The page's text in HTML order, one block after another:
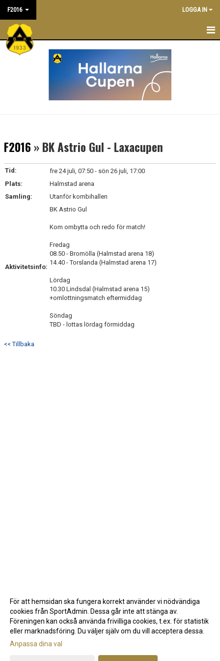
F2016 LOGGA IN
F 2016
DOKUMENT
F2016 » BK Astrio Gul - Laxacupen
Tid:
fre 24 juli, 07:50 - sön 26 juli, 17:00
Plats:
Halmstad arena
Samling:
Utanför kombihallen
Aktivitetsinfo:
BK Astrio Gul
Kom ombytta och redo för match!
Fredag
08.50 - Bromölla (Halmstad arena 18)
14.40 - Torslanda (Halmstad arena 17)
Lördag
10.30 Lindsdal (Halmstad arena 15)
+omlottningsmatch eftermiddag
Söndag
TBD - lottas lördag förmiddag
<< Tillbaka
Gå till Webbversion
För att hemsidan ska fungera korrekt använder vi nödvändiga
cookies från SportAdmin. Dessa går inte att stänga av.
Föreningen kan också använda frivilliga cookies, t.ex. för statistik
eller marknadsföring. Du väljer själv om du vill acceptera dessa.
Anpassa dina val